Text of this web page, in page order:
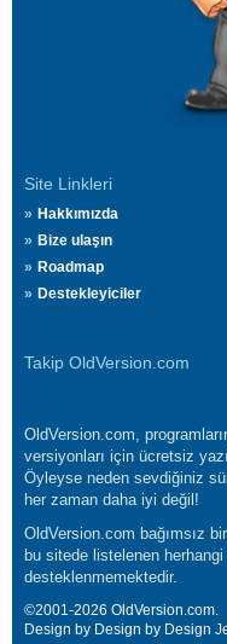
Site Linkleri
Hakkımızda
Bize ulaşın
Roadmap
Destekleyiciler
Takip OldVersion.com
OldVersion.com,
versiyonları için ücretsiz
Öyleyse neden sevdiğiniz
her zaman daha iyi değil!
OldVersion.com bağımsız
bu sitede listelenen herhangi
desteklenmemektedir.
©2001-2026 OldVersion.com.
Design by Design by Design